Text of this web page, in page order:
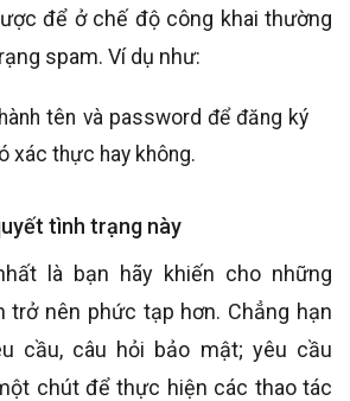
để ở chế độ công khai thường
spam. Ví dụ như:
tên và password để đăng ký
xác thực hay không.
tình trạng này
là bạn hãy khiến cho những
trở nên phức tạp hơn. Chẳng hạn
cầu, câu hỏi bảo mật; yêu cầu
chút để thực hiện các thao tác